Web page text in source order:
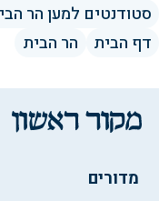
סטודנטים למען הר
דף הבית
הר הבית
מדורים